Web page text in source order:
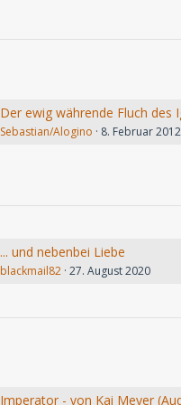
Sebastian/Alogino 8. Februar 2012
... und nebenbei Liebe
blackmail82 27. August 2020
Imperator - von Kai Meyer